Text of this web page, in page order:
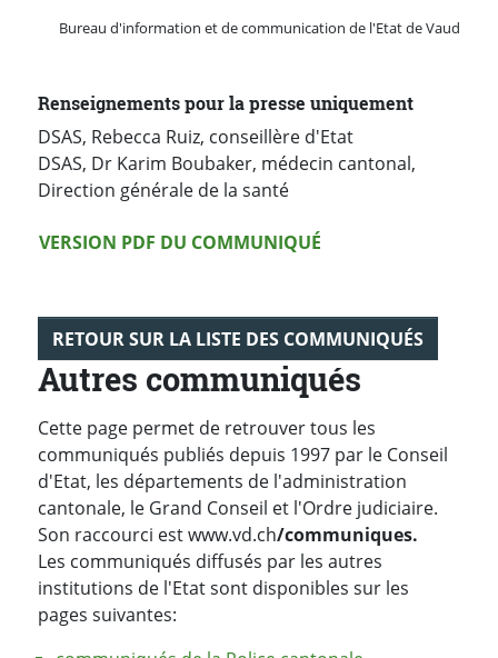
Bureau d'information et de communication de l'Etat de Vaud
Renseignements pour la presse uniquement
DSAS, Rebecca Ruiz, conseillère d'Etat
DSAS, Dr Karim Boubaker, médecin cantonal,
Direction générale de la santé
Version PDF
VERSION PDF DU COMMUNIQUÉ
RETOUR SUR LA LISTE DES COMMUNIQUÉS
Autres communiqués
Cette page permet de retrouver tous les
communiqués publiés depuis 1997 par le Conseil
d'Etat, les départements de l'administration
cantonale, le Grand Conseil et l'Ordre judiciaire.
Son raccourci est www.vd.ch/communiques.
Les communiqués diffusés par les autres
institutions de l'Etat sont disponibles sur les
pages suivantes: